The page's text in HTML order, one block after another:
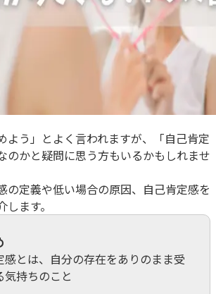
よう」とよく言われますが、「自己肯定
のかと疑問に思う方もいるかもしれませ
の定義や低い場合の原因、自己肯定感を
ます。
感とは、自分の存在をありのまま受
気持ちのこと